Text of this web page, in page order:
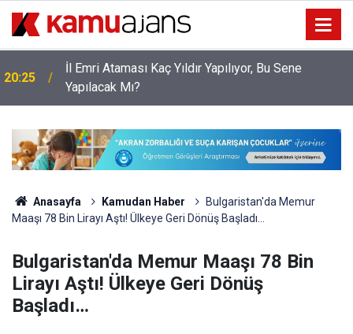
20:25
İl Emri Ataması Kaç Yıldır Yapılıyor, Bu Sene
Yapılacak Mı?
Anasayfa Kamudan Haber
Bulgaristan'da Memur
Maaşı 78 Bin Lirayı Aştı! Ülkeye Geri Dönüş Başladı…
Bulgaristan'da Memur Maaşı 78 Bin
Lirayı Aştı! Ülkeye Geri Dönüş
Başladı…